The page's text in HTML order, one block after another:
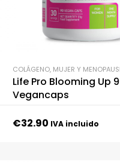
SELECCIONAR
COLÁGENO, MUJER Y
Life Pro Blooming Up
Vegancaps
€32.90 IVA incluido